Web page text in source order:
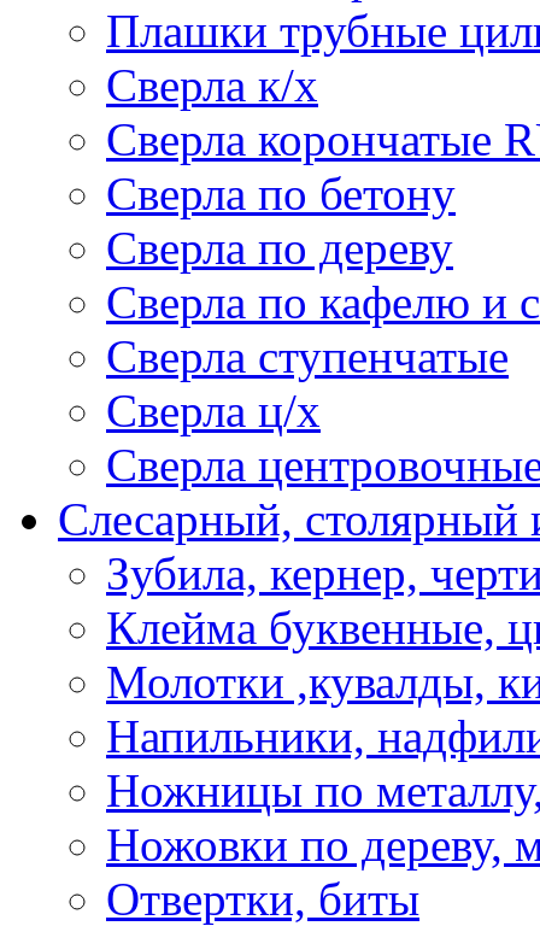
Плашки трубные
Сверла к/х
Сверла корончатые
Сверла по бетону
Сверла по дереву
Сверла по кафелю и
Сверла ступенчатые
Сверла ц/х
Сверла
Слесарный, столярный
Зубила, кернер,
Клейма буквенные,
Молотки ,кувалды,
Напильники,
Ножницы по
Ножовки по дереву,
Отвертки, биты